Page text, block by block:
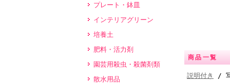
プレート・鉢皿
インテリアグリーン
培養土
肥料・活力剤
園芸用殺虫・殺菌剤類
散水用品
商品一覧
説明付き /